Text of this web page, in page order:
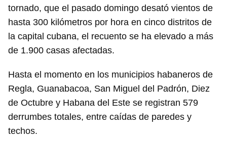
tornado, que el pasado domingo desató vientos de
hasta 300 kilómetros por hora en cinco distritos de
la capital cubana, el recuento se ha elevado a más
de 1.900 casas afectadas.
Hasta el momento en los municipios habaneros de
Regla, Guanabacoa, San Miguel del Padrón, Diez
de Octubre y Habana del Este se registran 579
derrumbes totales, entre caídas de paredes y
techos.